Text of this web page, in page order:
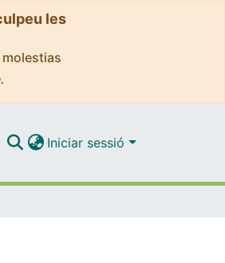
les
Iniciar sessió